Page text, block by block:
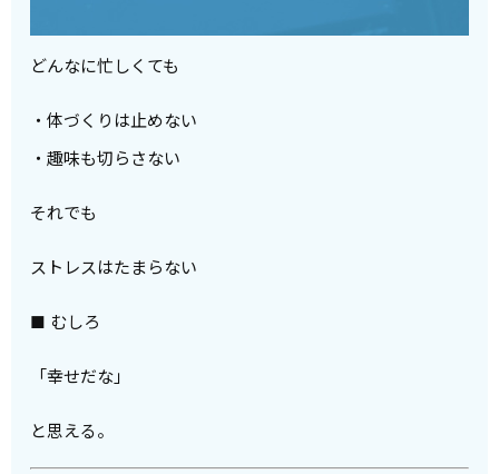
どんなに忙しくても
・体づくりは止めない
・趣味も切らさない
それでも
ストレスはたまらない
■ むしろ
「幸せだな」
と思える。